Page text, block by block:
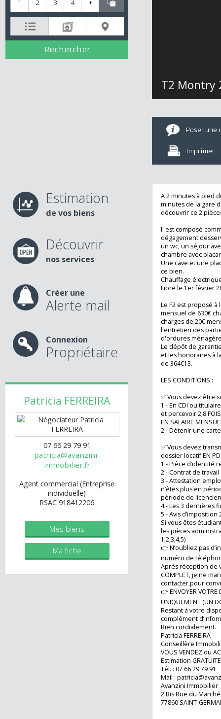
1 2 3 4 +
de vos biens
nos services
Alerte mail
Propriétaire
PatriciaFERREIRA
07 66 29 79 91
patricia@avanzini-
immobilier.fr
Agent commercial (Entreprise
individuelle)
RSAC 918412206
Poser
minutes de la
découvrir ce 2
Il est composé
dégagement
un wc, un
chambre avec
Une cave et
ce bien.
Chauffage
Libre le 1er
Le F2 est
mensuel de
charges de 20€
l'entretien des
Le dépôt de
de 364€13.
LES CONDITIONS
✅ Vous devez
et percevoir 2,8
EN SALAIRE
2 - Détenir une
✅ Vous devez
dossier locatif EN
1 - Pièce
2 - Contrat de
3 - Attestation
n’êtes plus en
période de
4 - Les 3
5 - Avis
Si vous êtes
les pièces
1,2,3,4,5)
👉 N’oubliez
numéro de
Après réception
COMPLET, je ne
contacter pour
👉 ENVOYER
UNIQUEMENT
Restant à votre
complément
Bien
Patricia FERREIRA
Conseillère
VOUS VENDEZ
Estimation